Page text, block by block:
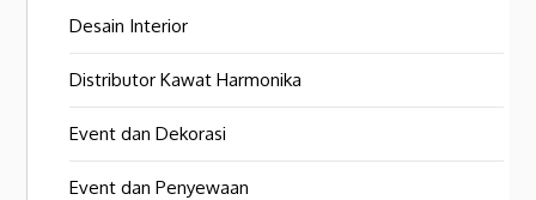
Desain Interior
Distributor Kawat Harmonika
Event dan Dekorasi
Event dan Penyewaan